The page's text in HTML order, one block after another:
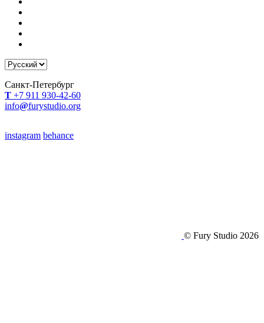
Санкт-Петербург
Т +7 911 930-42-60
info@furystudio.org
instagram behance
© Fury Studio 2026